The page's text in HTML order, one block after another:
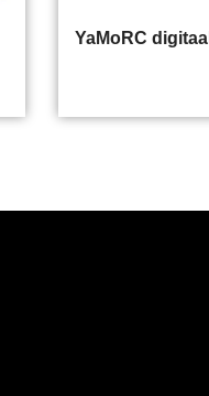
YaMoRC digitaal